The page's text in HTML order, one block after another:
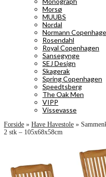
Morsø
MUUBS
Nordal
Normann
Rosendahl
Royal Copenhagen
Sansegynge
SEJ Design
Skagerak
Spring Copenhagen
Speedtsberg
The Oak Men
VIPP
Vissevasse
Forside » Have Havestole »
2 stk – 105x68x58cm